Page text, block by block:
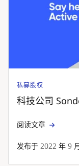
私募股权
科技公司
阅读文章
发布于 2022 年 9